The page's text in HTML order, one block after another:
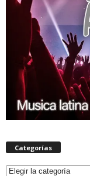
Categorías
Categorías